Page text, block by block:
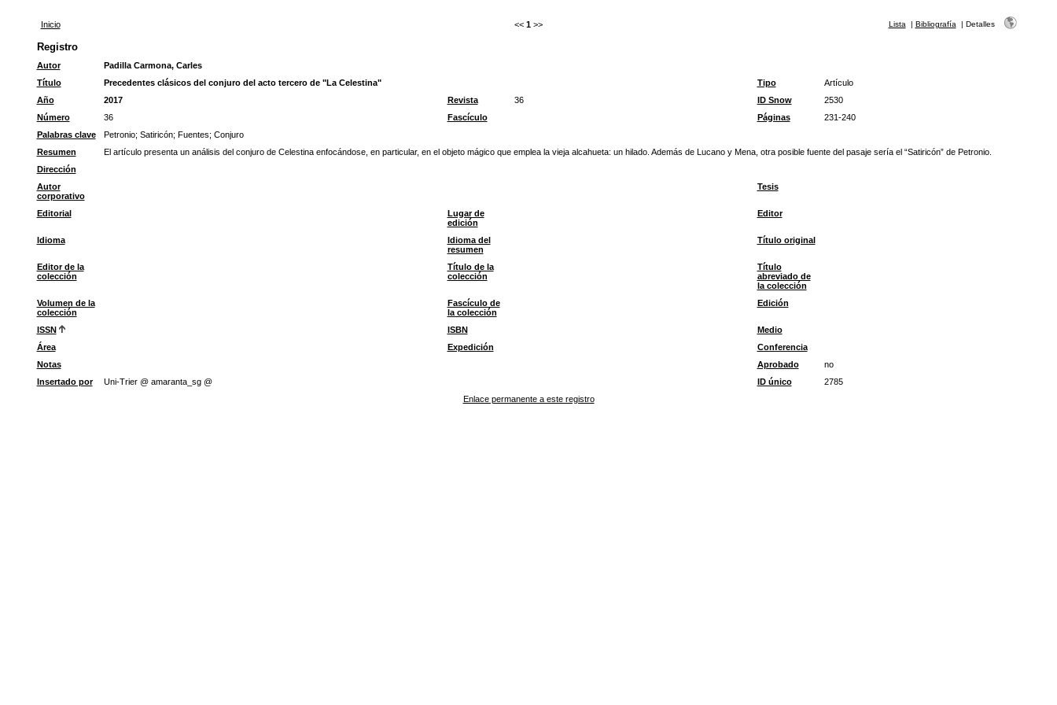
Inicio << 1 >> Lista | Bibliografía | Detalles
Registro
Autor
Padilla Carmona, Carles
Título
Precedentes clásicos del conjuro del acto tercero de "La Celestina" Tipo
Artículo
Año
2017 Revista 36 ID Snow
2530
Número
36 Fascículo Páginas
231-240
Palabras clave
Petronio; Satiricón; Fuentes; Conjuro
Resumen
El artículo presenta un análisis del conjuro de Celestina enfocándose, en particular, en el objeto mágico que emplea la vieja alcahueta: un hilado. Además de Lucano y Mena, otra posible fuente del pasaje sería el “Satiricón” de Petronio.
Dirección
Autor
corporativo
Tesis
Editorial
Lugar de
edición
Editor
Idioma
Idioma del
resumen
Título original
Editor de la
colección
Título de la
colección
Título
abreviado de
la colección
Volumen de la
colección
Fascículo de
la colección
Edición
ISSN ISBN
Medio
Área
Expedición
Conferencia
Notas
Aprobado
no
Insertado por
Uni-Trier @ amaranta_sg @ ID único
2785
Enlace permanente a este registro